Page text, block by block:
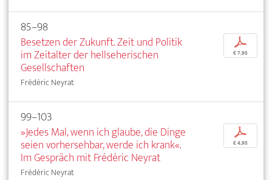
85–98
Besetzen der Zukunft. Zeit und Politik
im Zeitalter der hellseherischen
Gesellschaften
Frédéric Neyrat
p
€ 7,95
99–103
»Jedes Mal, wenn ich glaube, die Dinge
seien vorhersehbar, werde ich krank«.
Im Gespräch mit Frédéric Neyrat
Frédéric Neyrat
p
€ 4,95